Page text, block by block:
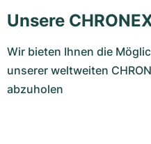
Unsere
Wir bieten Ihnen die
unserer weltweiten
abzuholen